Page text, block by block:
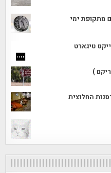
מתקופת ימי
טיגארט
)
החלוצית